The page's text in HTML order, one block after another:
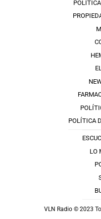
POLÍTICA
LO
VLN Radio © 2023